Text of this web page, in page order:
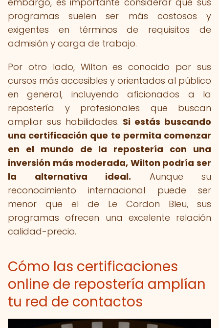
programas suelen ser más costosos y
exigentes en términos de requisitos de
admisión y carga de trabajo.
Por otro lado, Wilton es conocido por sus
cursos más accesibles y orientados al público
en general, incluyendo aficionados a la
repostería y profesionales que buscan
ampliar sus habilidades. Si estás buscando
una certificación que te permita comenzar
en el mundo de la repostería con una
inversión más moderada, Wilton podría ser
la alternativa ideal. Aunque su
reconocimiento internacional puede ser
menor que el de Le Cordon Bleu, sus
programas ofrecen una excelente relación
calidad-precio.
Cómo las certificaciones
online de repostería amplían
tu red de contactos